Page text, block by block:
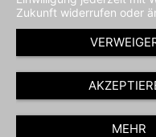
Zukunft widerrufen oder
MEHR